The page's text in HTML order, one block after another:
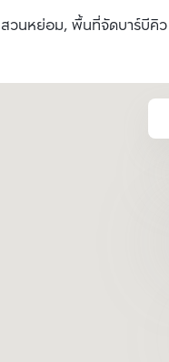
สวนหย่อม, พื้นที่จัดบาร์บีคิว